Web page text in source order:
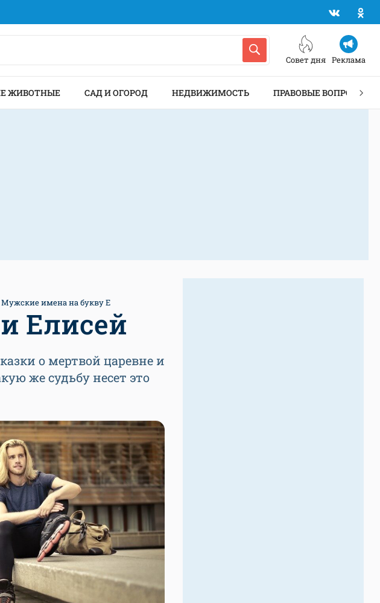
Совет дня Реклама
ЖИВОТНЫЕ САД И ОГОРОД НЕДВИЖИМОСТЬ ПРАВОВЫЕ ВОПРОСЫ
Мужские имена на букву Е
Елисей
о мертвой царевне и
же судьбу несет это